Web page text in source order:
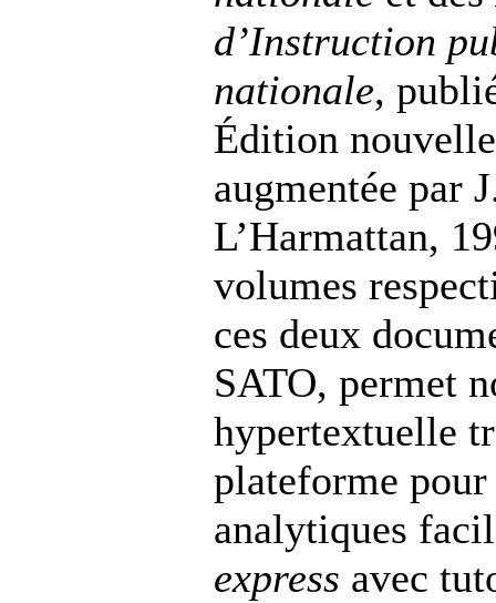
d’Instruction
nationale,
Édition
augmentée par
L’Harmattan,
volumes
ces deux
SATO, permet
hypertextuelle
plateforme
analytiques
express avec